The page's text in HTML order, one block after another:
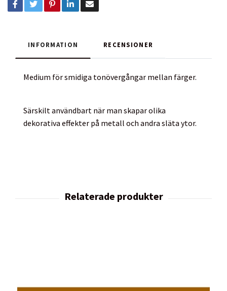
INFORMATION RECENSIONER
Medium för smidiga tonövergångar mellan färger.
Särskilt användbart när man skapar olika
dekorativa effekter på metall och andra släta ytor.